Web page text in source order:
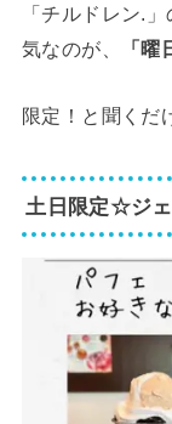
「チルドレン.
気なのが、
「曜
限定！と聞くだ
土日限定☆ジ